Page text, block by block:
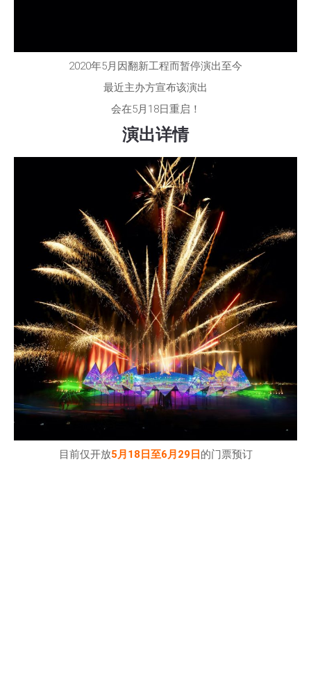
2020年5月因翻新工程而暂停演出至今
最近主办方宣布该演出
会在5月18日重启！
演出详情
目前仅开放5月18日至6月29日 的门票预订